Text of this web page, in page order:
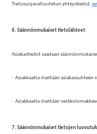
Tietosuojavaltuutetun yhteystiedot:
6. Säännönmukaiset tietolähteet
Asiakastiedot saadaan
· Asiakkaalta itseltään asiakassuhteen
· Asiakkaalta itseltään
7. Säännönmukaiset tietojen